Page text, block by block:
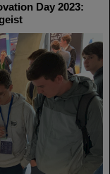
Day 2023: